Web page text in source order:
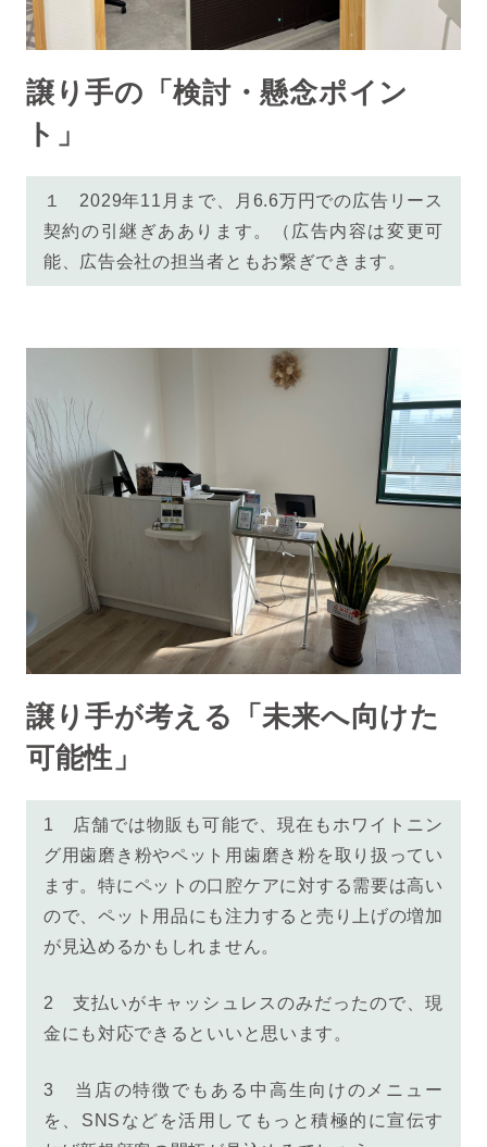
譲り手の「検討・懸念ポイン
ト」
１ 2029年11月まで、月6.6万円での広告リース
契約の引継ぎああります。（広告内容は変更可
能、広告会社の担当者ともお繋ぎできます。
譲り手が考える「未来へ向けた
可能性」
1
店舗では物販も可能で、現在もホワイトニン
グ用歯磨き粉やペット用歯磨き粉を取り扱ってい
ます。特にペットの口腔ケアに対する需要は高い
ので、ペット用品にも注力すると売り上げの増加
が見込めるかもしれません。
2支払いがキャッシュレスのみだったので、現
金にも対応できるといいと思います。
3 当店の特徴でもある中高生向けのメニュー
を、SNSなどを活用してもっと積極的に宣伝す